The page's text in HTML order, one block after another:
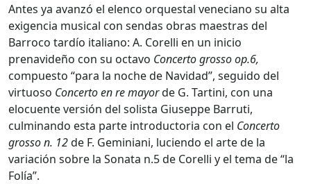
Antes ya avanzó el elenco orquestal veneciano su alta
exigencia musical con sendas obras maestras del
Barroco tardío italiano: A. Corelli en un inicio
prenavideño con su octavo Concerto grosso op.6,
compuesto “para la noche de Navidad”, seguido del
virtuoso Concertoen re mayorde G. Tartini, con una
elocuente versión del solista Giuseppe Barruti,
culminando esta parte introductoria con el Concerto
grosso n. 12de F. Geminiani, luciendo el arte de la
variación sobre la Sonata n.5 de Corelli y el tema de “la
Folía”.